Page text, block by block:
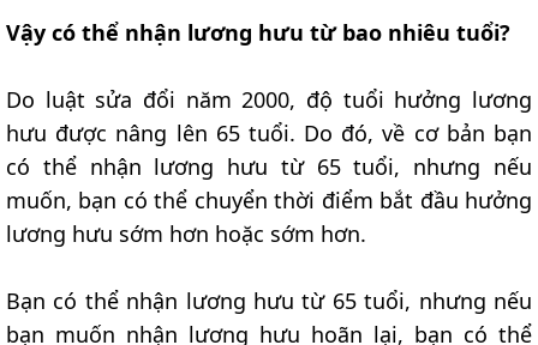
Vậy có thể nhận lương hưu từ bao nhiêu tuổi?
Do luật sửa đổi năm 2000, độ tuổi hưởng lương
hưu được nâng lên 65 tuổi. Do đó, về cơ bản bạn
có thể nhận lương hưu từ 65 tuổi, nhưng nếu
muốn, bạn có thể chuyển thời điểm bắt đầu hưởng
lương hưu sớm hơn hoặc sớm hơn.
Bạn có thể nhận lương hưu từ 65 tuổi, nhưng nếu
bạn muốn nhận lương hưu hoãn lại, bạn có thể